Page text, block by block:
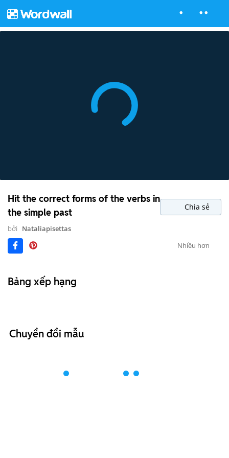
Hit the correct forms of the verbs in
the simple past
Chia sẻ
bởi
Nataliapisettas
Nhiều hơn
Bảng xếp hạng
Chuyển đổi mẫu